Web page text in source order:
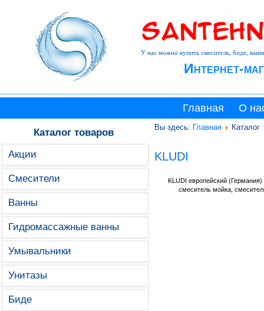
Интернет-
У нас можно купить смеситель, биде,
Главная О
Каталог товаров
Акции
Смесители
Ванны
Гидромассажные ванны
Умывальники
Унитазы
Биде
Вы здесь: Главная Каталог
KLUDI
KLUDI европейский
смеситель мойка,